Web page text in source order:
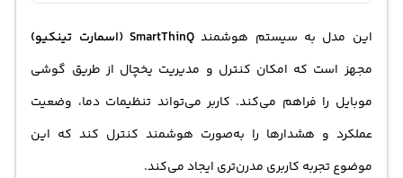
این مدل به سیستم هوشمند SmartThinQ (اسمارت تینکیو)
مجهز است که امکان کنترل و مدیریت یخچال از طریق گوشی
موبایل را فراهم می‌کند. کاربر می‌تواند تنظیمات دما، وضعیت
عملکرد و هشدارها را به‌صورت هوشمند کنترل کند که این
موضوع تجربه کاربری مدرن‌تری ایجاد می‌کند.